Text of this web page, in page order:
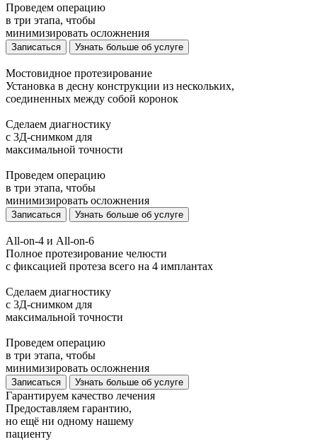
Проведем операцию
в три этапа, чтобы
минимизировать осложнения
Записаться Узнать больше об услуге
Мостовидное протезирование
Установка в десну конструкции из нескольких,
соединенных между собой коронок
Сделаем диагностику
с 3Д-снимком для
максимальной точности
Проведем операцию
в три этапа, чтобы
минимизировать осложнения
Записаться Узнать больше об услуге
All-on-4 и All-on-6
Полное протезирование челюсти
с фиксацией протеза всего на 4 имплантах
Сделаем диагностику
с 3Д-снимком для
максимальной точности
Проведем операцию
в три этапа, чтобы
минимизировать осложнения
Записаться Узнать больше об услуге
Гарантируем качество лечения
Предоставляем гарантию,
но ещё ни одному нашему
пациенту